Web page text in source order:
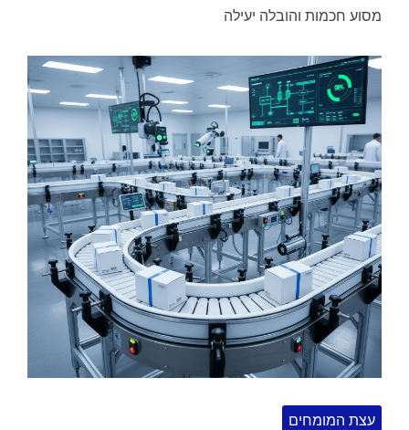
מסוע חכמות והובלה יעילה
עצת המומחים